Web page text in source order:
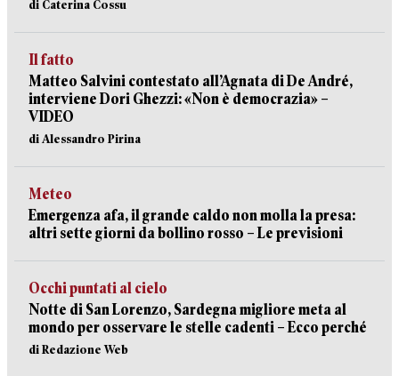
di Caterina Cossu
Il fatto
Matteo Salvini contestato all’Agnata di De André,
interviene Dori Ghezzi: «Non è democrazia» –
VIDEO
di Alessandro Pirina
Meteo
Emergenza afa, il grande caldo non molla la presa:
altri sette giorni da bollino rosso – Le previsioni
Occhi puntati al cielo
Notte di San Lorenzo, Sardegna migliore meta al
mondo per osservare le stelle cadenti – Ecco perché
di Redazione Web